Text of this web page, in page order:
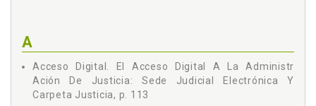
María Ángeles Pérez Marín
Nancy Carina Vernengo Pellejero
Ramón Galindo Caldés
Víctor Gómez Martín
EL USO DE SISTEMAS DIGITALES EN EL DESARROLLO DE
FUNCIONES JUDICIALES: VENTAJAS Y PREOCUPACIONES /
THE USE OF DIGITAL SYSTEMS IN THE DEVELOPMENT OF
JUDICIAL FUNCTIONS: ADVANTAGES AND CAUTIONS / Prof.
Dr. Antonio Madrid Pérez, p. 155
A
Acceso Digital. El Acceso Digital A La Administr
Ación De Justicia: Sede Judicial Electrónica Y
Carpeta Justicia, p. 113